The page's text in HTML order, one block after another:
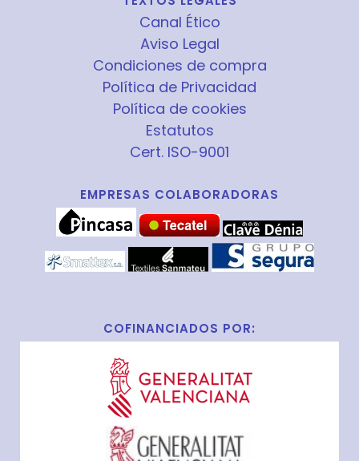
Canal Ético
Aviso Legal
Condiciones de compra
Política de Privacidad
Política de cookies
Estatutos
Cert. ISO-9001
EMPRESAS COLABORADORAS
COFINANCIADOS POR: